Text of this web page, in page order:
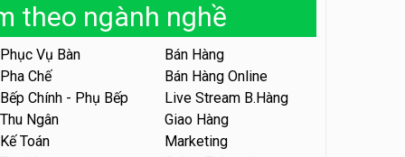
Tuyển nhân viên phục vụ ca
tối – quán kem dừa
Quán kem dừa
Tuyển nhân viên phụ bếp –
Bún Đậu Mắm Tôm – Bếp
Bún Đậu Mắm Tôm - Bếp Tiên
theo ngành nghề
Phục Vụ Bàn
Bán Hàng
Pha Chế
Bán Hàng Online
Bếp Chính - Phụ Bếp
Live Stream B.Hàng
Thu Ngân
Giao Hàng
Kế Toán
Marketing